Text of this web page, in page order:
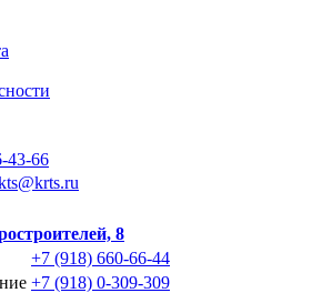
43-66
8
+7 (918) 660-66-44
+7 (918) 0-309-309